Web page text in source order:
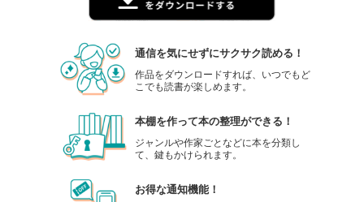
通信を気にせずにサクサク読める！
作品をダウンロードすれば、いつでもど
こでも読書が楽しめます。
本棚を作って本の整理ができる！
ジャンルや作家ごとなどに本を分類し
て、鍵もかけられます。
お得な通知機能！